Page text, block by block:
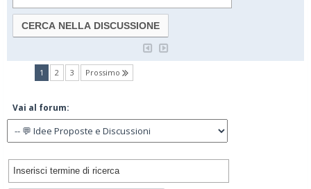
1 (current)
2 3 Prossimo
Vai al forum: